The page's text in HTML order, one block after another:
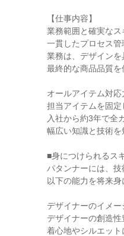
【仕事内容】
業務範囲と確実なス
一貫したプロセス管
業務は、デザインを
最終的な商品品質を
オールアイテム対応
担当アイテムを固定
入社から約3年で全
幅広い知識と技術を
■身につけられるス
パタンナーには、技
以下の能力を将来身
デザイナーのイメ
デザイナーの創造性
着心地やシルエット